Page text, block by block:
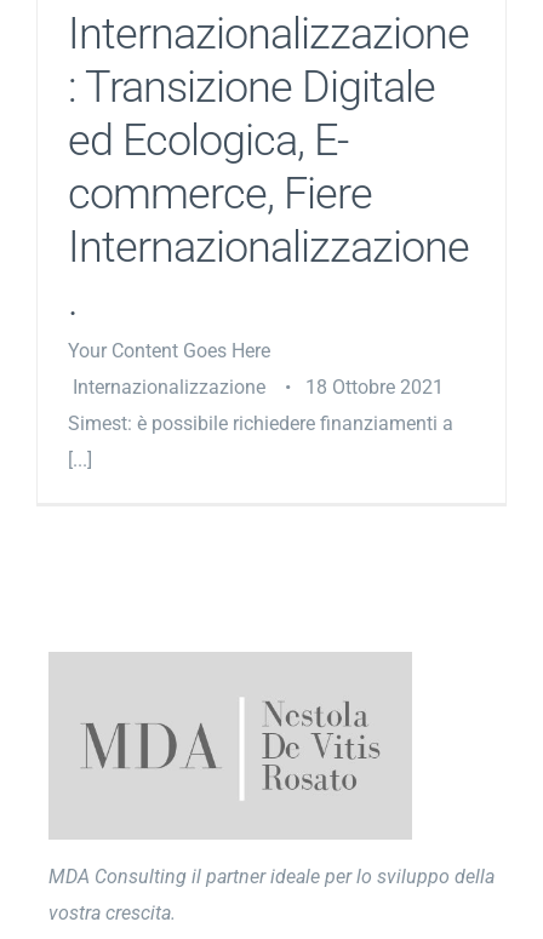
Internazionalizzazione
: Transizione Digitale
ed Ecologica, E-
commerce, Fiere
Internazionalizzazione
.
Your Content Goes Here
Internazionalizzazione • 18 Ottobre 2021
Simest: è possibile richiedere finanziamenti a
[...]
MDA Consulting il partner ideale per lo sviluppo della
vostra crescita.